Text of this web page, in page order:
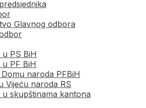
Glavnog odbora
PS BiH
PF BiH
naroda PFBiH
Vijeću naroda RS
u skupštinama kantona